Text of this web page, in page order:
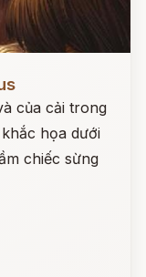
của cải trong
họa dưới
chiếc sừng